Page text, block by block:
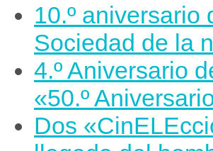
10.º
Sociedad de la
4.º Aniversario
«50.º
Dos